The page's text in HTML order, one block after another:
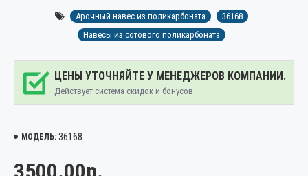
Арочный навес из поликарбоната
36168
Навесы из сотового поликарбоната
ЦЕНЫ УТОЧНЯЙТЕ У МЕНЕДЖЕРОВ КОМПАНИИ.
Действует система скидок и бонусов
МОДЕЛЬ: 36168